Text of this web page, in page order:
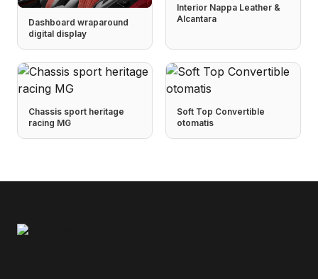
Dashboard wraparound
digital display
Interior Nappa Leather &
Alcantara
Chassis sport heritage
racing MG
Soft Top Convertible
otomatis